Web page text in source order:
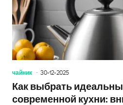
чайник 30-12-2025
Как выбрать
современной кухни: